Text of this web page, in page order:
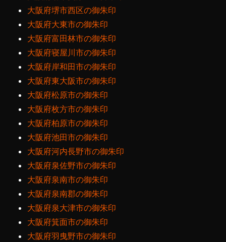
大阪府堺市西区の御朱印
大阪府大東市の御朱印
大阪府富田林市の御朱印
大阪府寝屋川市の御朱印
大阪府岸和田市の御朱印
大阪府東大阪市の御朱印
大阪府松原市の御朱印
大阪府枚方市の御朱印
大阪府柏原市の御朱印
大阪府池田市の御朱印
大阪府河内長野市の御朱印
大阪府泉佐野市の御朱印
大阪府泉南市の御朱印
大阪府泉南郡の御朱印
大阪府泉大津市の御朱印
大阪府箕面市の御朱印
大阪府羽曳野市の御朱印